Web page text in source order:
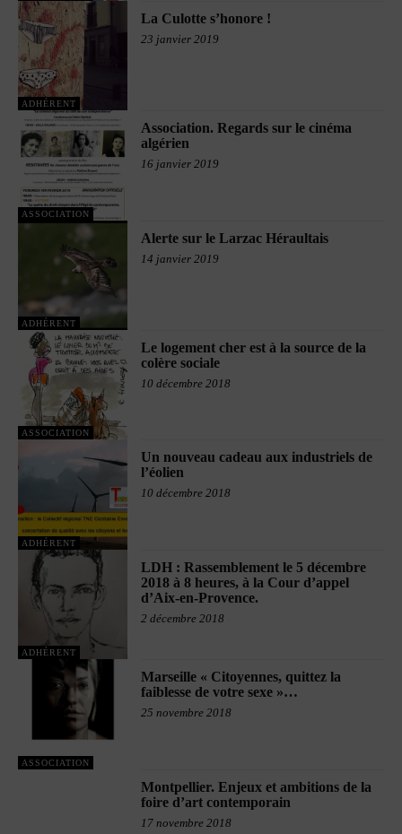
ADHÉRENT
La Culotte s’honore !
23 janvier 2019
ASSOCIATION
Association. Regards sur le cinéma
algérien
16 janvier 2019
ADHÉRENT
Alerte sur le Larzac Héraultais
14 janvier 2019
ASSOCIATION
Le logement cher est à la source de la
colère sociale
10 décembre 2018
ADHÉRENT
Un nouveau cadeau aux industriels de
l’éolien
10 décembre 2018
ADHÉRENT
LDH : Rassemblement le 5 décembre
2018 à 8 heures, à la Cour d’appel
d’Aix-en-Provence.
2 décembre 2018
ASSOCIATION
Marseille « Citoyennes, quittez la
faiblesse de votre sexe »…
25 novembre 2018
Montpellier. Enjeux et ambitions de la
foire d’art contemporain
17 novembre 2018